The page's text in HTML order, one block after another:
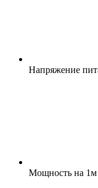
Напряжение
Мощность на 1м